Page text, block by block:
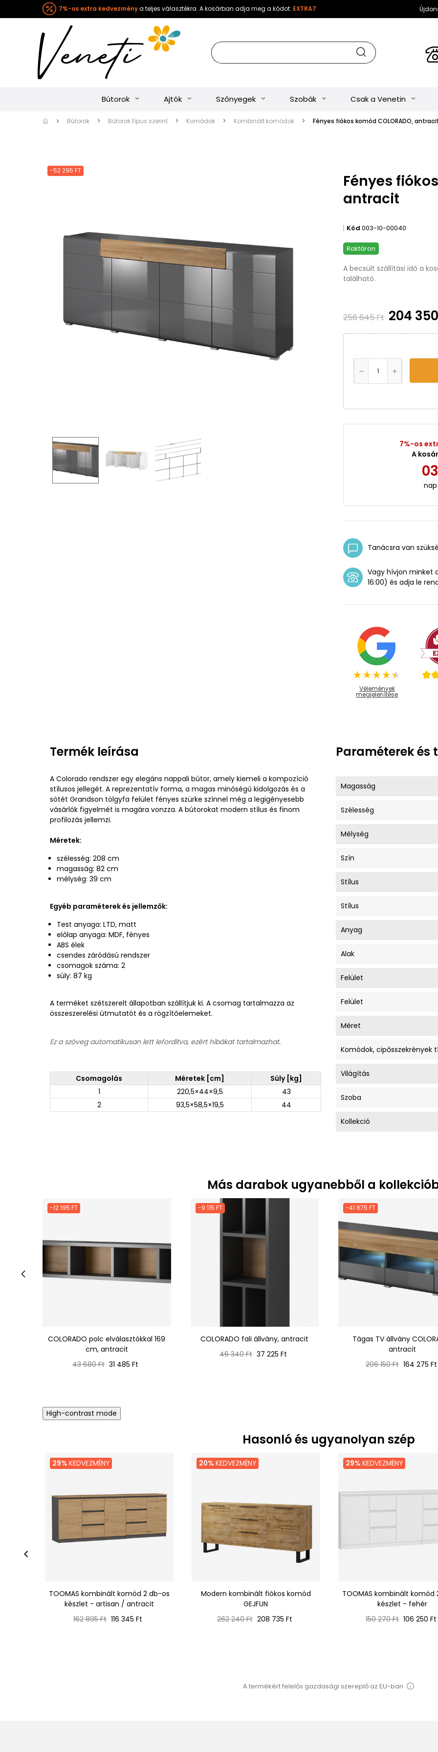
7%-os extra kedvezménya teljes választékra. A kosárban adja meg a kódot: EXTRA7
Bútorok Ajtók Szőnyegek Szobák Csak a Venetin
Bútorok Bútorok típus szerint Komódok Kombinált komódok Fényes fiókos komód COLORADO, antracit
-52 295 FT
Fényes
antracit
Kód 003-10-00040
Raktáron
A becsült szállítási idő a
található.
256 645 Ft 204
7%-os
A
03
nap
Tanácsra van
Vagy hívjon minket
16:00) és adja le
Vélemények
megjelenítése
Termék leírása
A Colorado rendszer egy elegáns nappali bútor, amely kiemeli a kompozíció
stílusos jellegét. A reprezentatív forma, a magas minőségű kidolgozás és a
sötét Grandson tölgyfa felület fényes szürke színnel még a legigényesebb
vásárlók figyelmét is magára vonzza. A bútorokat modern stílus és finom
profilozás jellemzi.
Méretek:
szélesség: 208 cm
magasság: 82 cm
mélység: 39 cm
Egyéb paraméterek és jellemzők:
Test anyaga: LTD, matt
előlap anyaga: MDF, fényes
ABS élek
csendes záródású rendszer
csomagok száma: 2
súly: 87 kg
A terméket szétszerelt állapotban szállítjuk ki. A csomag tartalmazza az
összeszerelési útmutatót és a rögzítőelemeket.
Ez a szöveg automatikusan lett lefordítva, ezért hibákat tartalmazhat.
Csomagolás Méretek [cm]
Súly [kg]
1
220,5×44×9,5
43
2
93,5×58,5×19,5 44
Paraméterek
Magasság
Szélesség
Mélység
Szín
Stílus
Stílus
Anyag
Alak
Felület
Felület
Méret
Komódok, cipősszekrények
Világítás
Szoba
Kollekció
Más darabok ugyanebből a
-12 195 FT
COLORADO polc elválasztókkal 169
cm, antracit
Normál
43 680 Ft Ár
31 485 Ft
-9 115 FT
COLORADO fali állvány, antracit
Normál
46 340 Ft Ár
37 225 Ft
-41 875 FT
Tágas TV állvány
antracit
Normál
206 150 Ft Ár
164 275 Ft
High-contrast mode
Hasonló és ugyanolyan szép
29% KEDVEZMÉNY
TOOMAS kombinált komód 2 db-os
készlet - artisan / antracit
Normál
162 895 Ft Ár
116 345 Ft
20% KEDVEZMÉNY
Modern kombinált fiókos komód
GEJFUN
Normál
262 240 Ft Ár
208 735 Ft
29% KEDVEZMÉNY
TOOMAS kombinált komód
készlet - fehér
Normál
150 270 Ft Ár
106 250 Ft
A termékért felelős gazdasági szereplő az EU-ban